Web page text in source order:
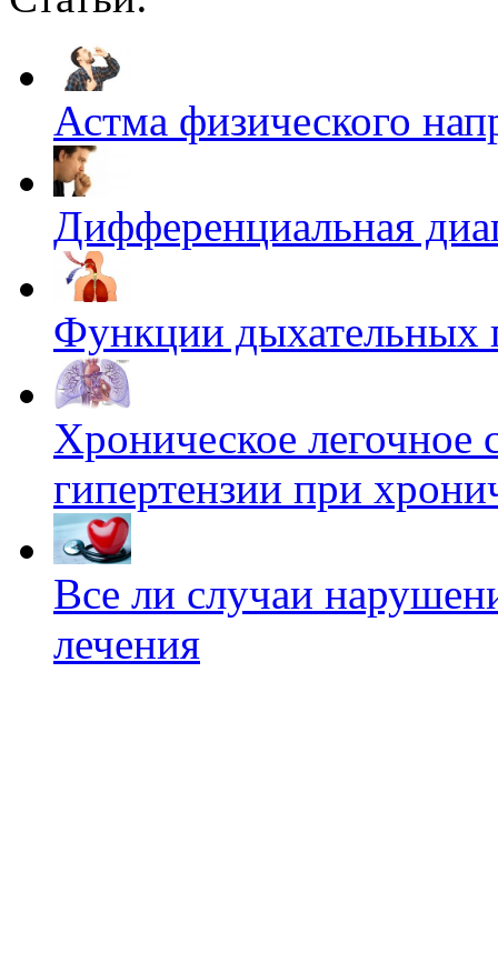
Астма физического
Дифференциальная
Функции дыхательных
Хроническое легочное
гипертензии при
Все ли случаи
лечения